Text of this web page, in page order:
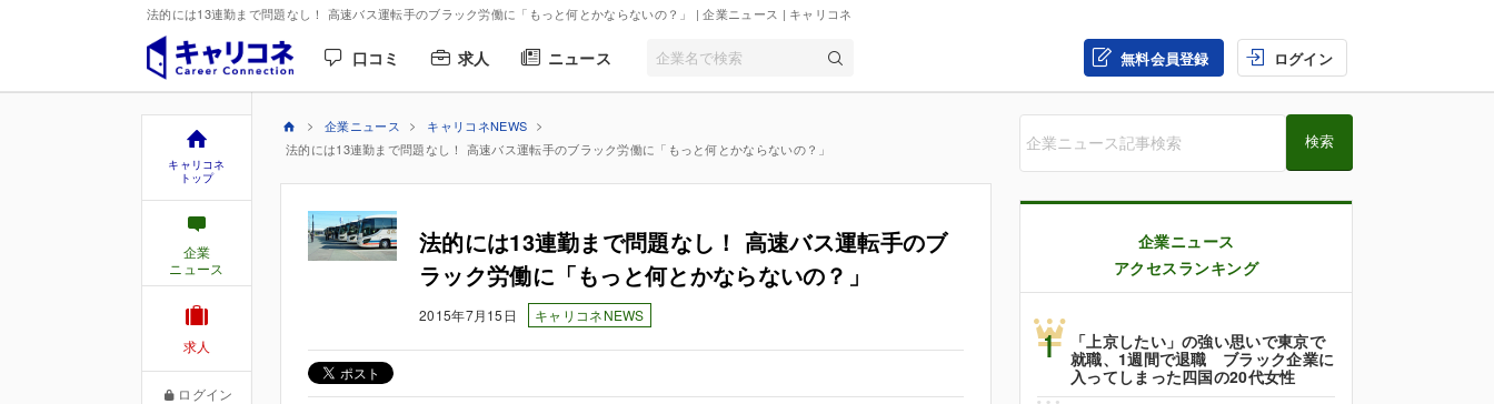
法的には13連勤まで問題なし！ 高速バス運転手のブラック労働に「もっと何とかならないの？」 | 企業ニュース | キャリコネ
口コミ 求人 ニュース 無料会員登録 ログイン
キャリコネ
トップ
企業
ニュース
求人
ログイン
企業ニュース
キャリコネNEWS
法的には13連勤まで問題なし！ 高速バス運転手のブラック労働に「もっと何とかならないの？」
法的には13連勤まで問題なし！ 高速バス運転手のブ
ラック労働に「もっと何とかならないの？」
2015年7月15日 キャリコネNEWS
企業ニュース
アクセスランキング
1
「上京したい」の強い思いで東京で
就職、1週間で退職 ブラック企業に
入ってしまった四国の20代女性